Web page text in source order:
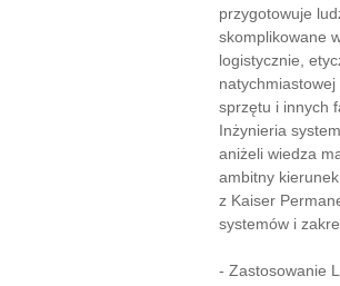
przygotowuje
skomplikowane
logistycznie,
sprzętu i innych
Inżynieria
aniżeli wiedza
ambitny
z Kaiser
systemów i
- Zastosowanie